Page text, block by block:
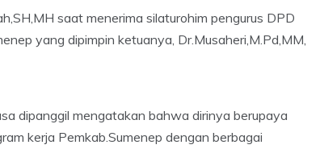
saat menerima silaturohim pengurus DPD
yang dipimpin ketuanya, Dr.Musaheri,M.Pd,MM,
dipanggil mengatakan bahwa dirinya berupaya
kerja Pemkab.Sumenep dengan berbagai